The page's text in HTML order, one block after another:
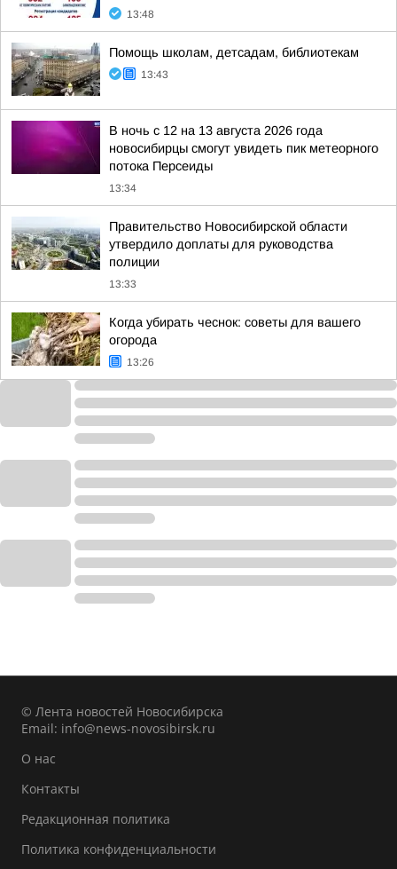
13:48
Помощь школам, детсадам, библиотекам
13:43
В ночь с 12 на 13 августа 2026 года
новосибирцы смогут увидеть пик метеорного
потока Персеиды
13:34
Правительство Новосибирской области
утвердило доплаты для руководства
полиции
13:33
Когда убирать чеснок: советы для вашего
огорода
13:26
© Лента новостей Новосибирска
Email: info@news-novosibirsk.ru
О нас
Контакты
Редакционная политика
Политика конфиденциальности